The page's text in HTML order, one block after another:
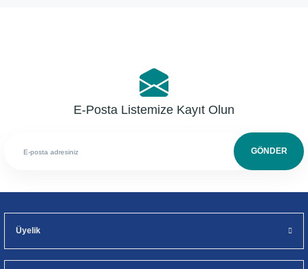
E-Posta Listemize Kayıt Olun
GÖNDER
Üyelik